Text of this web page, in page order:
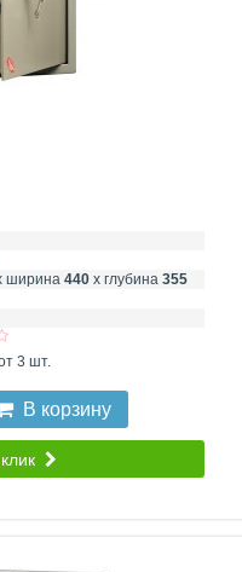
ширина 440 х глубина 355
3 шт.
В корзину